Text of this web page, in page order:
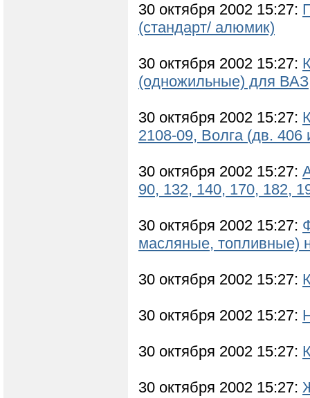
30 октября 2002 15:27:
(стандарт/ алюмик)
30 октября 2002 15:27:
(одножильные) для
30 октября 2002 15:27:
2108-09, Волга (дв. 406
30 октября 2002 15:27:
90, 132, 140, 170, 182,
30 октября 2002 15:27:
масляные, топливные)
30 октября 2002 15:27:
30 октября 2002 15:27:
30 октября 2002 15:27:
30 октября 2002 15:27: